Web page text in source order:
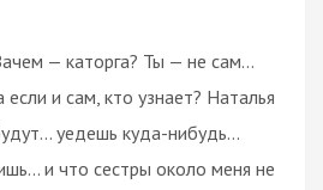
— каторга? Ты — не сам…
и сам, кто узнает? Наталья
уедешь куда-нибудь…
и что сестры около меня не